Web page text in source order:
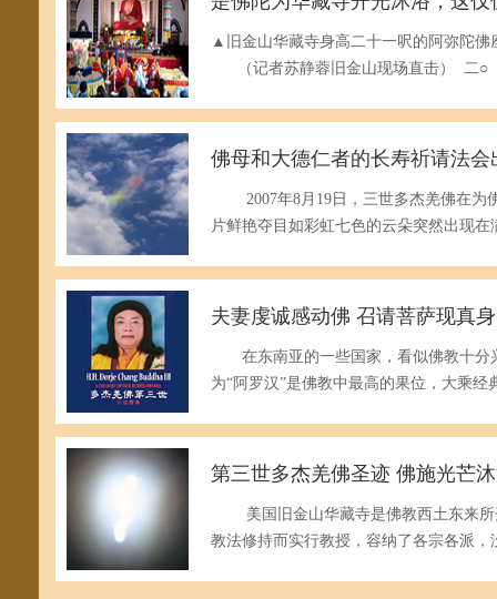
▲旧金山华藏寺身高二十一呎的阿弥陀
（记者苏静蓉旧金山现场直击） 二○
佛母和大德仁者的长寿祈请法
2007年8月19日，三世多杰羌佛在为
片鲜艳夺目如彩虹七色的云朵突然出现在
夫妻虔诚感动佛 召请菩萨现真身
在东南亚的一些国家，看似佛教十分
为“阿罗汉”是佛教中最高的果位，大乘经
第三世多杰羌佛圣迹 佛施光芒
美国旧金山华藏寺是佛教西土东来所
教法修持而实行教授，容纳了各宗各派，